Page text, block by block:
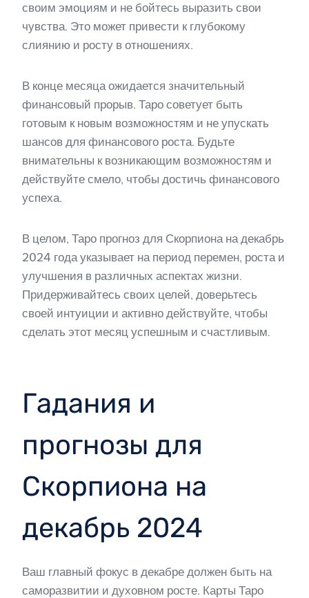
своим эмоциям и не бойтесь выразить свои
чувства. Это может привести к глубокому
слиянию и росту в отношениях.
В конце месяца ожидается значительный
финансовый прорыв. Таро советует быть
готовым к новым возможностям и не упускать
шансов для финансового роста. Будьте
внимательны к возникающим возможностям и
действуйте смело, чтобы достичь финансового
успеха.
В целом, Таро прогноз для Скорпиона на декабрь
2024 года указывает на период перемен, роста и
улучшения в различных аспектах жизни.
Придерживайтесь своих целей, доверьтесь
своей интуиции и активно действуйте, чтобы
сделать этот месяц успешным и счастливым.
Гадания и
прогнозы для
Скорпиона на
декабрь 2024
Ваш главный фокус в декабре должен быть на
саморазвитии и духовном росте. Карты Таро